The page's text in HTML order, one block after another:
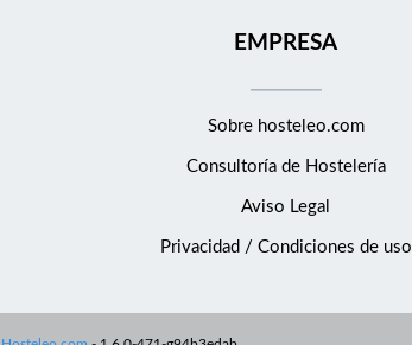
EMPRESA
Sobre hosteleo.com
Consultoría de Hostelería
Aviso Legal
Privacidad / Condiciones de uso